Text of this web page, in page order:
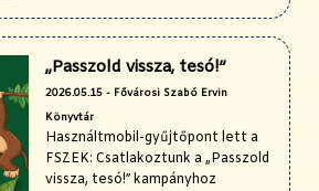
„Passzold vissza, tesó!”
2026.05.15 - Fővárosi Szabó Ervin
Könyvtár
Használtmobil-gyűjtőpont lett a
FSZEK: Csatlakoztunk a „Passzold
vissza, tesó!” kampányhoz